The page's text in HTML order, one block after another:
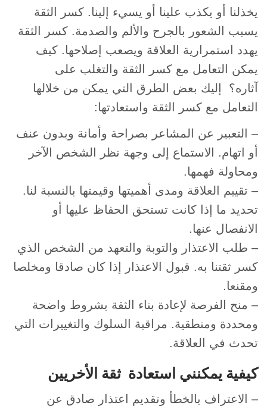
يخذلنا أو يكذب علينا أو يسيء إلينا. كسر الثقة
يسبب الشعور بالجرح والألم والصدمة. كسر الثقة
يهدد استمرارية العلاقة ويصعب إصلاحها. كيف
يمكن التعامل مع كسر الثقة والتغلب على
آثاره؟ إليك بعض الطرق التي يمكن من خلالها
التعامل مع كسر الثقة واستعادتها:
– التعبير عن المشاعر بصراحة وأمانة وبدون عنف
أو اتهام. الاستماع إلى وجهة نظر الشخص الآخر
ومحاولة فهمها.
– تقييم العلاقة ومدى أهميتها وقيمتها بالنسبة لنا.
تحديد ما إذا كانت تستحق الحفاظ عليها أو
الانفصال عنها.
– طلب الاعتذار والتوبة والتعهد من الشخص الذي
كسر ثقتنا به. قبول الاعتذار إذا كان صادقا ومخلصا
ومقنعا.
– منح الفرصة لإعادة بناء الثقة بشروط واضحة
ومحددة ومنطقية. مراقبة السلوك والتغييرات التي
تحدث في العلاقة.
كيفية يمكنني استعادة ثقة الأخريين
– الاعتراف بالخطأ وتقديم اعتذار صادق عن